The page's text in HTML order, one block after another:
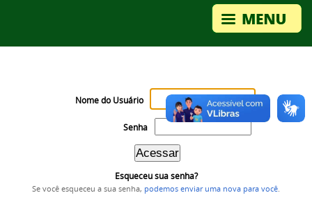
Nome do Usuário
Senha
Esqueceu sua senha?
Se você esqueceu a sua senha, podemos enviar uma nova para você.